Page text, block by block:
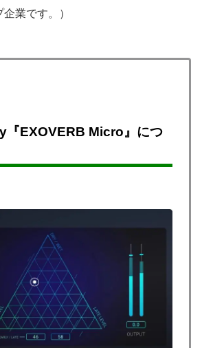
業です。）
『EXOVERB Micro』につ